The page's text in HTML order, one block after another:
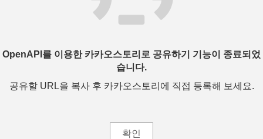
OpenAPI를 이용한 카카오스토리로 공유하기 기능이 종료되었
습니다.
공유할 URL을 복사 후 카카오스토리에 직접 등록해 보세요.
확인